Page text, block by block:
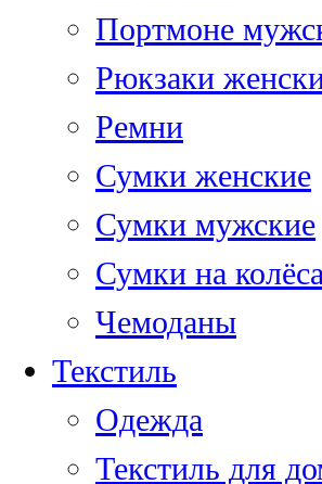
Портмоне
Рюкзаки
Ремни
Сумки женские
Сумки мужские
Сумки на
Чемоданы
Текстиль
Одежда
Текстиль для